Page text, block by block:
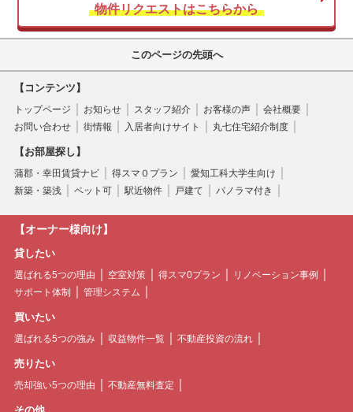
物件リクエストはこちらから
このページの先頭へ
【コンテンツ】
トップページ お知らせ スタッフ紹介 お客様の声
会社概要
お問い合わせ
街情報 入居者向けサイト 丸七住宅紹介制度
【お部屋探し】
蒲郡・幸田賃貸ナビ 得スマ０プラン
愛知工科大学生向け
新築・築浅
ペット可 駅近物件 戸建て パノラマ付き
【オーナー様向け】
貸したい
選ばれる5つの理由 空室対策 得スマ0プラン
リノベーション事例
サポート体制
管理システム
買いたい
選ばれる5つの強み 収益物件一覧 不動産投資の流れ
売りたい
売却強い5つの理由 不動産無料査定